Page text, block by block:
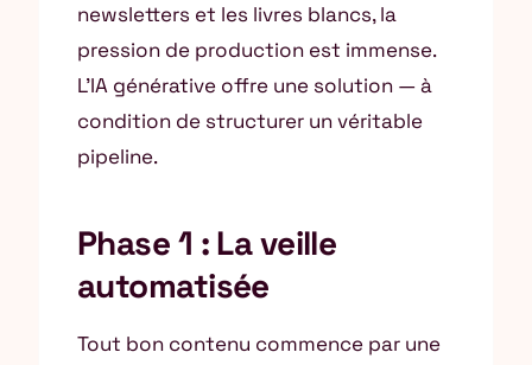
newsletters et les livres blancs, la
pression de production est immense.
L’IA générative offre une solution — à
condition de structurer un véritable
pipeline.
Phase 1 : La veille
automatisée
Tout bon contenu commence par une